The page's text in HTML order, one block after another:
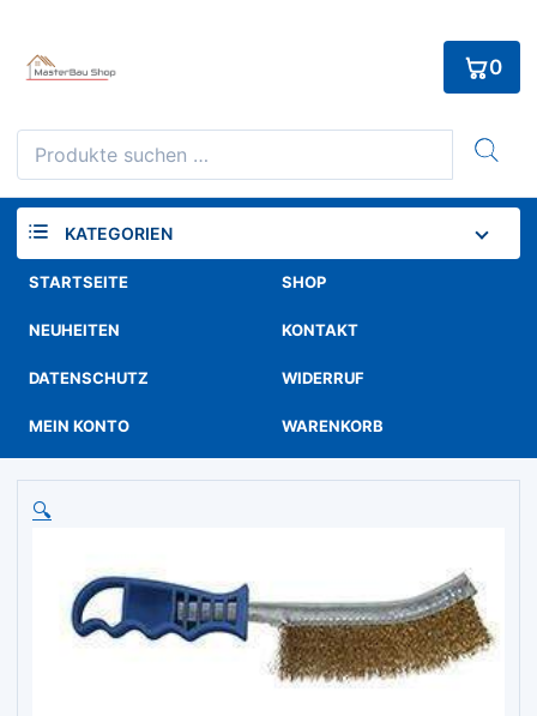
content
Suchen
nach:
0
KATEGORIEN
STARTSEITE SHOP
NEUHEITEN KONTAKT
DATENSCHUTZ WIDERRUF
MEIN KONTO WARENKORB
🔍